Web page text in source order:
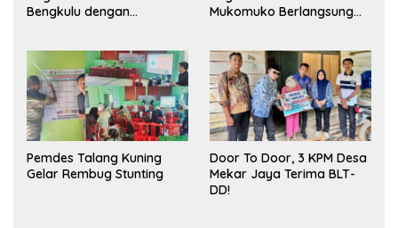
Bengkulu dengan
Pasar
Mukomuko Berlangsung
Pemdes Talang Kuning
Gelar Rembug Stunting
Door To Door, 3 KPM Desa
Mekar Jaya Terima BLT-
DD!